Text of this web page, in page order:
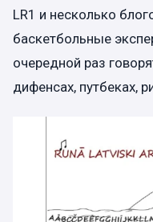
LR1 и несколько
баскетбольные
очередной раз
дифенсах, путбеках,